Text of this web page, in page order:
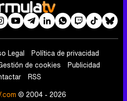
Legal
Política de privacidad
de cookies
Publicidad
RSS
© 2004 - 2026